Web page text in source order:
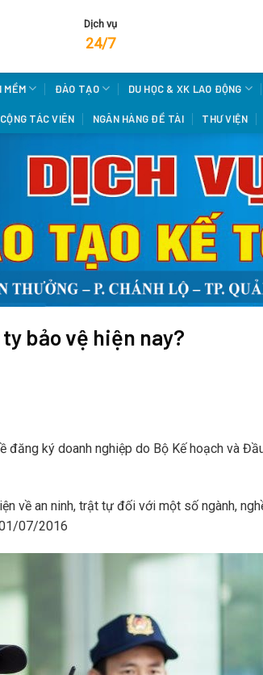
Dịch vụ
24/7
MỀM ĐÀO TẠO DU HỌC & XK LAO ĐỘNG
CỘNG TÁC VIÊN NGÂN HÀNG ĐỀ TÀI THƯ VIỆN
bảo vệ hiện nay?
ký doanh nghiệp do Bộ Kế hoạch và
về an ninh, trật tự đối với một số ngành,
07/2016